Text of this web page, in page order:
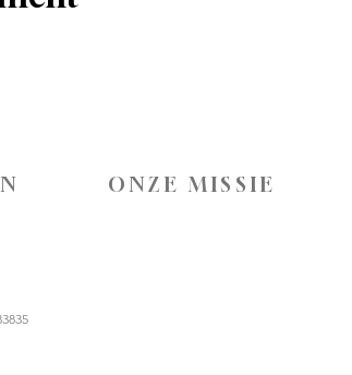
ONZE MISSIE